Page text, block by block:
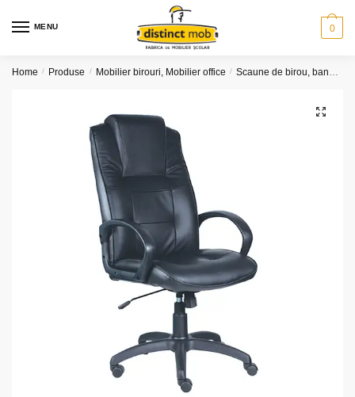
MENU 0
Home / Produse / Mobilier birouri, Mobilier office / Scaune de birou, banchete
🔍